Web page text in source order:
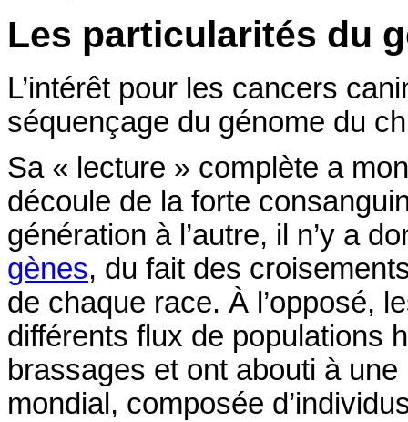
Les particularités du
L’intérêt pour les cancers
séquençage du génome du
Sa « lecture » complète a
découle de la forte
génération à l’autre, il n’y a
gènes, du fait des
de chaque race. À l’opposé,
différents flux de populations
brassages et ont abouti à
mondial, composée